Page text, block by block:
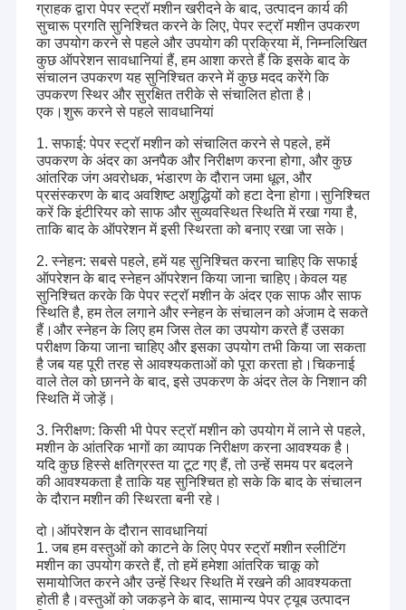
ग्राहक द्वारा पेपर स्ट्रॉ मशीन खरीदने के बाद, उत्पादन कार्य की
सुचारू प्रगति सुनिश्चित करने के लिए, पेपर स्ट्रॉ मशीन उपकरण
का उपयोग करने से पहले और उपयोग की प्रक्रिया में, निम्नलिखित
कुछ ऑपरेशन सावधानियां हैं, हम आशा करते हैं कि इसके बाद के
संचालन उपकरण यह सुनिश्चित करने में कुछ मदद करेंगे कि
उपकरण स्थिर और सुरक्षित तरीके से संचालित होता है।
एक।शुरू करने से पहले सावधानियां
1. सफाई: पेपर स्ट्रॉ मशीन को संचालित करने से पहले, हमें
उपकरण के अंदर का अनपैक और निरीक्षण करना होगा, और कुछ
आंतरिक जंग अवरोधक, भंडारण के दौरान जमा धूल, और
प्रसंस्करण के बाद अवशिष्ट अशुद्धियों को हटा देना होगा।सुनिश्चित
करें कि इंटीरियर को साफ और सुव्यवस्थित स्थिति में रखा गया है,
ताकि बाद के ऑपरेशन में इसी स्थिरता को बनाए रखा जा सके।
2. स्नेहन: सबसे पहले, हमें यह सुनिश्चित करना चाहिए कि सफाई
ऑपरेशन के बाद स्नेहन ऑपरेशन किया जाना चाहिए।केवल यह
सुनिश्चित करके कि पेपर स्ट्रॉ मशीन के अंदर एक साफ और साफ
स्थिति है, हम तेल लगाने और स्नेहन के संचालन को अंजाम दे सकते
हैं।और स्नेहन के लिए हम जिस तेल का उपयोग करते हैं उसका
परीक्षण किया जाना चाहिए और इसका उपयोग तभी किया जा सकता
है जब यह पूरी तरह से आवश्यकताओं को पूरा करता हो।चिकनाई
वाले तेल को छानने के बाद, इसे उपकरण के अंदर तेल के निशान की
स्थिति में जोड़ें।
3. निरीक्षण: किसी भी पेपर स्ट्रॉ मशीन को उपयोग में लाने से पहले,
मशीन के आंतरिक भागों का व्यापक निरीक्षण करना आवश्यक है।
यदि कुछ हिस्से क्षतिग्रस्त या टूट गए हैं, तो उन्हें समय पर बदलने
की आवश्यकता है ताकि यह सुनिश्चित हो सके कि बाद के संचालन
के दौरान मशीन की स्थिरता बनी रहे।
दो।ऑपरेशन के दौरान सावधानियां
1. जब हम वस्तुओं को काटने के लिए पेपर स्ट्रॉ मशीन स्लीटिंग
मशीन का उपयोग करते हैं, तो हमें हमेशा आंतरिक चाकू को
समायोजित करने और उन्हें स्थिर स्थिति में रखने की आवश्यकता
होती है।वस्तुओं को जकड़ने के बाद, सामान्य पेपर ट्यूब उत्पादन